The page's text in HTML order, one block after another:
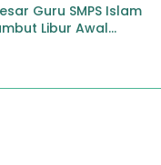
Guru SMPS Islam
Libur Awal